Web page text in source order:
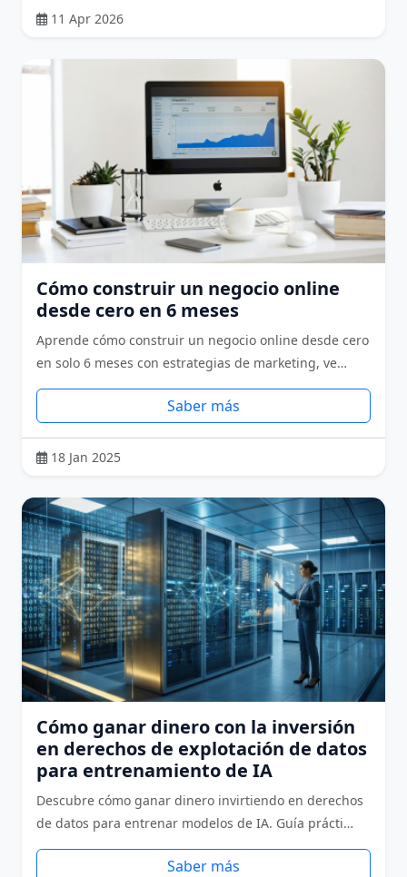
11 Apr 2026
Cómo construir un negocio online
desde cero en 6 meses
Aprende cómo construir un negocio online desde cero
en solo 6 meses con estrategias de marketing, ve…
Saber más
18 Jan 2025
Cómo ganar dinero con la inversión
en derechos de explotación de datos
para entrenamiento de IA
Descubre cómo ganar dinero invirtiendo en derechos
de datos para entrenar modelos de IA. Guía prácti…
Saber más